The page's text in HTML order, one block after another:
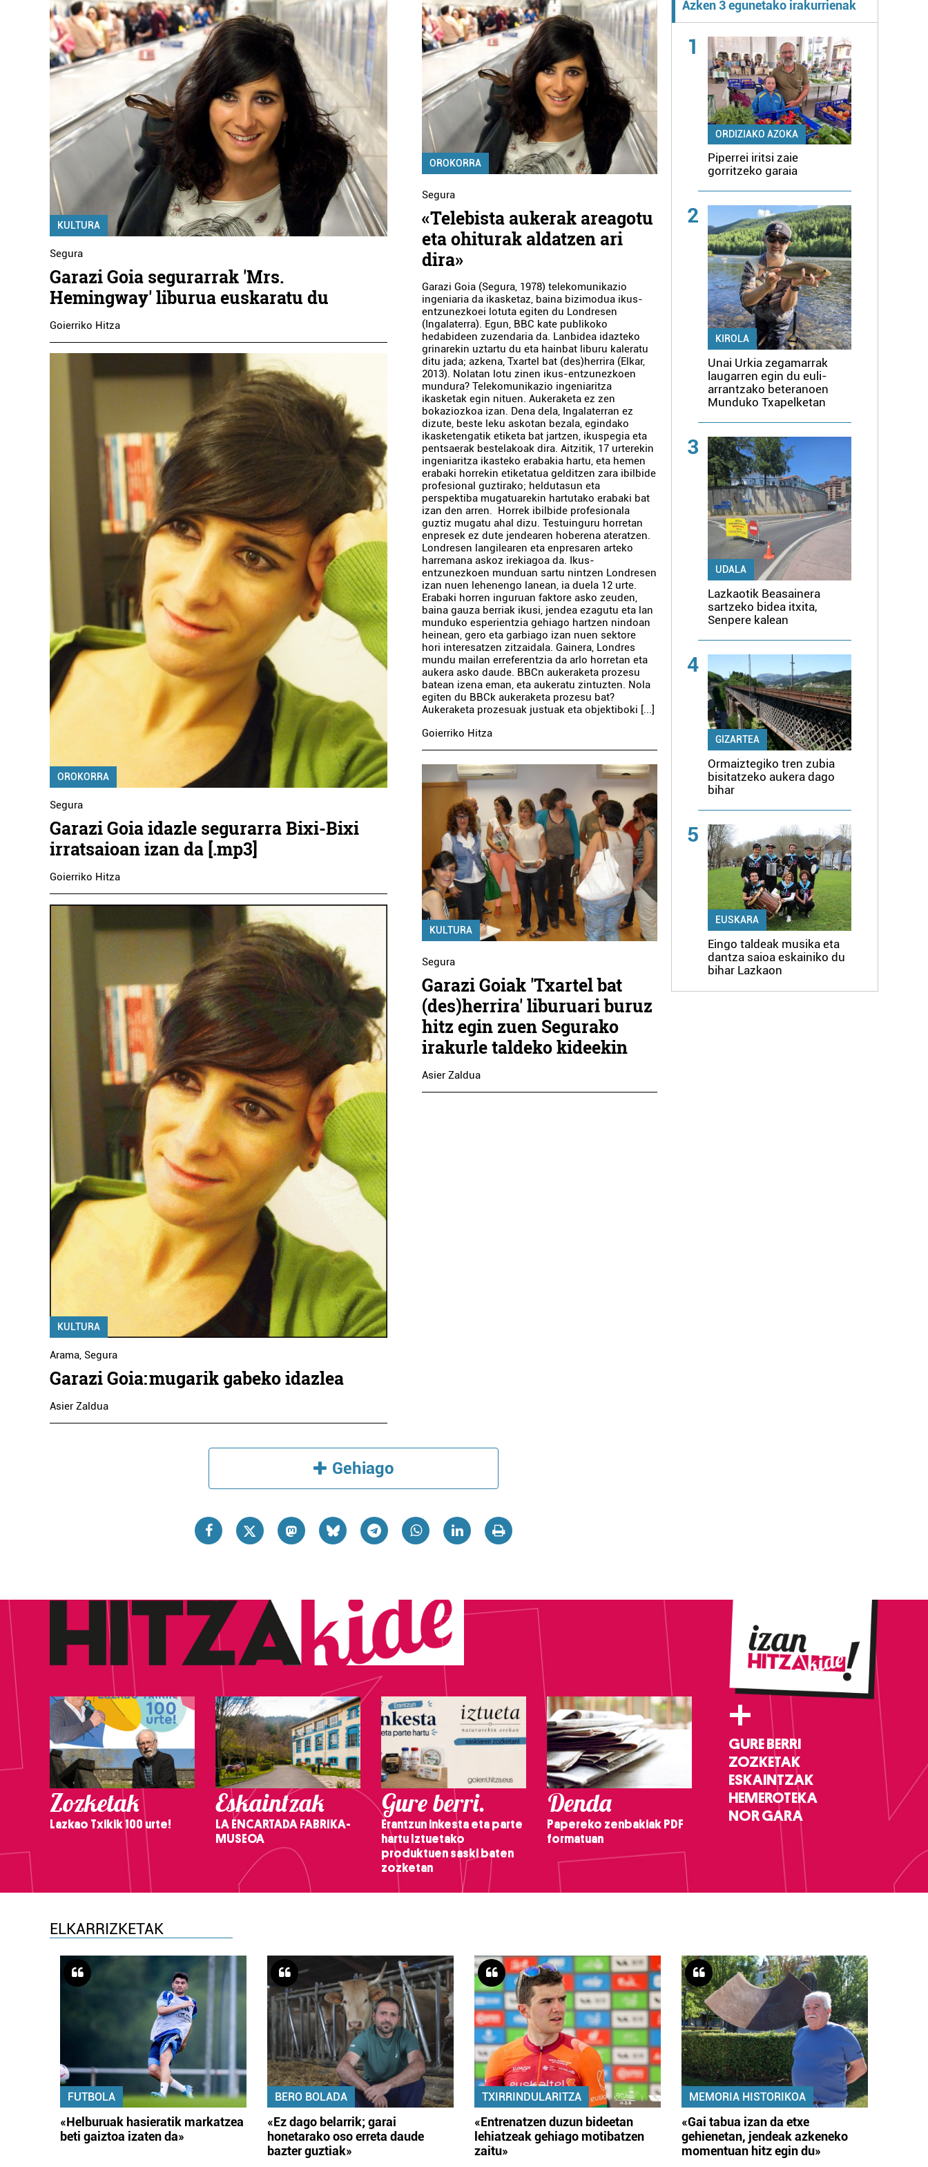
KULTURA
Segura
Garazi Goia segurarrak 'Mrs.
Hemingway' liburua euskaratu du
Goierriko Hitza
OROKORRA
Segura
Garazi Goia idazle segurarra Bixi-Bixi
irratsaioan izan da [.mp3]
Goierriko Hitza
KULTURA
Arama, Segura
Garazi Goia: mugarik gabeko idazlea
Asier Zaldua
OROKORRA
Segura
«Telebista aukerak areagotu
eta ohiturak aldatzen ari
dira»
Garazi Goia (Segura, 1978) telekomunikazio
ingeniaria da ikasketaz, baina bizimodua ikus-
entzunezkoei lotuta egiten du Londresen
(Ingalaterra). Egun, BBC kate publikoko
hedabideen zuzendaria da. Lanbidea idazteko
grinarekin uztartu du eta hainbat liburu kaleratu
ditu jada; azkena, Txartel bat (des)herrira (Elkar,
2013). Nolatan lotu zinen ikus-entzunezkoen
mundura? Telekomunikazio ingeniaritza
ikasketak egin nituen. Aukeraketa ez zen
bokaziozkoa izan. Dena dela, Ingalaterran ez
dizute, beste leku askotan bezala, egindako
ikasketengatik etiketa bat jartzen, ikuspegia eta
pentsaerak bestelakoak dira. Aitzitik, 17 urterekin
ingeniaritza ikasteko erabakia hartu, eta hemen
erabaki horrekin etiketatua gelditzen zara ibilbide
profesional guztirako; heldutasun eta
perspektiba mugatuarekin hartutako erabaki bat
izan den arren. Horrek ibilbide profesionala
guztiz mugatu ahal dizu. Testuinguru horretan
enpresek ez dute jendearen hoberena ateratzen.
Londresen langilearen eta enpresaren arteko
harremana askoz irekiagoa da. Ikus-
entzunezkoen munduan sartu nintzen Londresen
izan nuen lehenengo lanean, ia duela 12 urte.
Erabaki horren inguruan faktore asko zeuden,
baina gauza berriak ikusi, jendea ezagutu eta lan
munduko esperientzia gehiago hartzen nindoan
heinean, gero eta garbiago izan nuen sektore
hori interesatzen zitzaidala. Gainera, Londres
mundu mailan erreferentzia da arlo horretan eta
aukera asko daude. BBCn aukeraketa prozesu
batean izena eman, eta aukeratu zintuzten. Nola
egiten du BBCk aukeraketa prozesu bat?
Aukeraketa prozesuak justuak eta objektiboki [...]
Goierriko Hitza
KULTURA
Segura
Garazi Goiak 'Txartel bat
(des)herrira' liburuari buruz
hitz egin zuen Segurako
irakurle taldeko kideekin
Asier Zaldua
Gehiago
Azken 3 egunetako irakurrienak
1
ORDIZIAKO AZOKA
Piperrei iritsi zaie
gorritzeko garaia
2
KIROLA
Unai Urkia zegamarrak
laugarren egin du euli-
arrantzako beteranoen
Munduko Txapelketan
3
UDALA
Lazkaotik Beasainera
sartzeko bidea itxita,
Senpere kalean
4
GIZARTEA
Ormaiztegiko tren zubia
bisitatzeko aukera dago
bihar
5
EUSKARA
Eingo taldeak musika eta
dantza saioa eskainiko du
bihar Lazkaon
Zozketak
Lazkao Txikik 100 urte!
Eskaintzak
LA ENCARTADA FABRIKA-
MUSEOA
Gure berri.
Erantzun inkesta eta parte
hartu Iztuetako
produktuen saski baten
zozketan
Denda
Papereko zenbakiak PDF
formatuan
+
GURE BERRI
ZOZKETAK
ESKAINTZAK
HEMEROTEKA
NOR GARA
ELKARRIZKETAK
FUTBOLA
«Helburuak hasieratik markatzea
beti gaiztoa izaten da»
BERO BOLADA
«Ez dago belarrik; garai
honetarako oso erreta daude
bazter guztiak»
TXIRRINDULARITZA
«Entrenatzen duzun bideetan
lehiatzeak gehiago motibatzen
zaitu»
MEMORIA HISTORIKOA
«Gai tabua izan da etxe
gehienetan, jendeak azkeneko
momentuan hitz egin du»